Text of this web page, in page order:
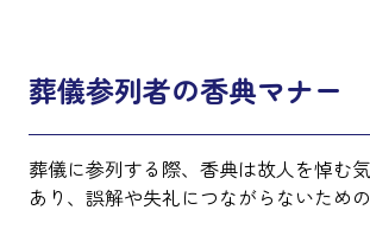
葬儀参列者の香典マナー
葬儀に参列する際、香典は故人を悼む
あり、誤解や失礼につながらないため